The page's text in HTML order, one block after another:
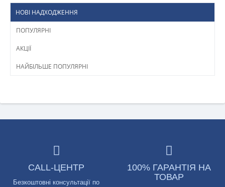
НОВІ НАДХОДЖЕННЯ
ПОПУЛЯРНІ
АКЦІЇ
НАЙБІЛЬШЕ ПОПУЛЯРНІ
CALL-ЦЕНТР
Безкоштовні консультації по
100% ГАРАНТІЯ НА
ТОВАР